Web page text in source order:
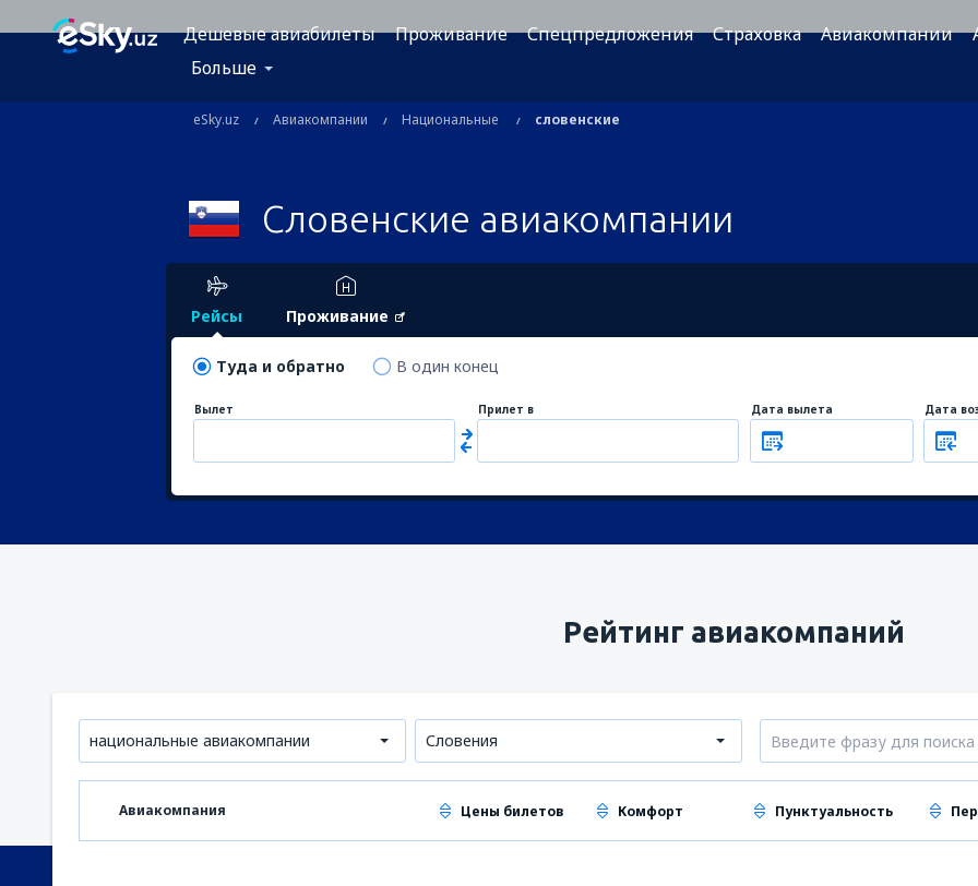
Дешевые авиабилеты Проживание Спецпредложения Страховка Авиакомпании
Больше
eSky.uz Авиакомпании Национальные словенские
Словенские авиакомпании
Рейсы Проживание
Туда и обратно В один конец
Вылет Прилет в Дата вылета Дата
Рейтинг авиакомпаний
национальные авиакомпании Словения
Авиакомпания Цены билетов Комфорт Пунктуальность